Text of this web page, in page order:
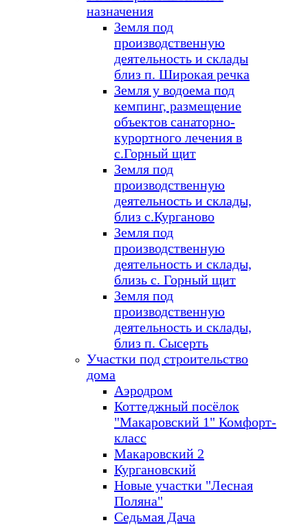
назначения
Земля под
производственную
деятельность и склады
близ п. Широкая речка
Земля у водоема под
кемпинг, размещение
объектов санаторно-
курортного лечения в
с.Горный щит
Земля под
производственную
деятельность и склады,
близ с.Курганово
Земля под
производственную
деятельность и склады,
близь с. Горный щит
Земля под
производственную
деятельность и склады,
близ п. Сысерть
Участки под строительство
дома
Аэродром
Коттеджный посёлок
"Макаровский 1" Комфорт-
класс
Макаровский 2
Кургановский
Новые участки "Лесная
Поляна"
Седьмая Дача